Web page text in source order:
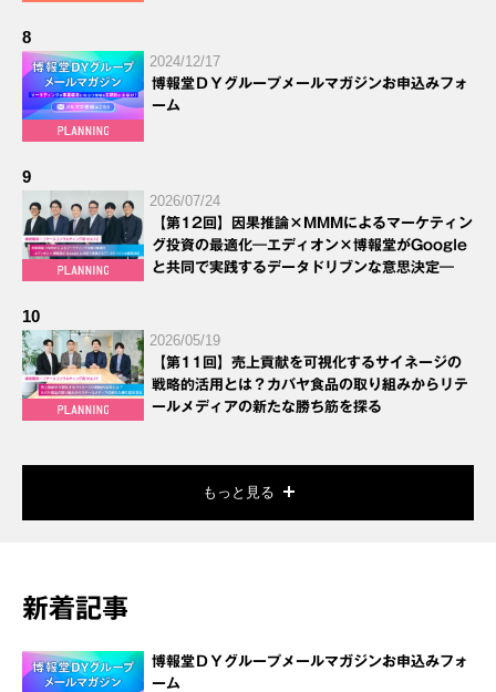
8
2024/12/17
博報堂ＤＹグループメールマガジンお申込みフォ
ーム
9
2026/07/24
【第12回】因果推論×MMMによるマーケティン
グ投資の最適化―エディオン×博報堂がGoogle
と共同で実践するデータドリブンな意思決定―
10
2026/05/19
【第11回】売上貢献を可視化するサイネージの
戦略的活用とは？カバヤ食品の取り組みからリテ
ールメディアの新たな勝ち筋を探る
もっと見る
新着記事
博報堂ＤＹグループメールマガジンお申込みフォ
ーム